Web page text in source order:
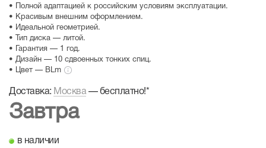
• Полной адаптацией к российским условиям эксплуатации.
• Красивым внешним оформлением.
• Идеальной геометрией.
• Тип диска — литой.
• Гарантия — 1 год.
• Дизайн — 10 сдвоенных тонких спиц.
• Цвет — BLm
Доставка: Москва— бесплатно!*
Завтра
в наличии